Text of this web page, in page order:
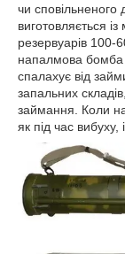
чи сповільненого
виготовляється
резервуарів 100-
напалмова бомба
спалахує від
запальних
займання. Коли
як під час вибуху,